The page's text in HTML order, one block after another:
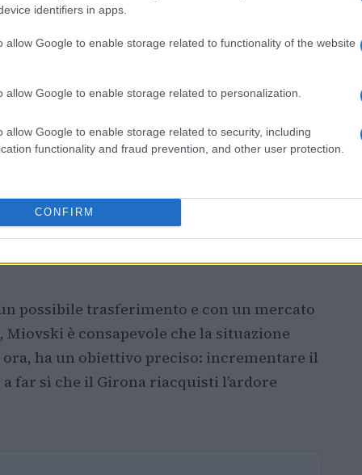
identifiers in apps.
allow Google to enable storage related to functionality of the website
allow Google to enable storage related to personalization.
allow Google to enable storage related to security, including
functionality and fraud prevention, and other user protection.
CONFIRM
possibile trasferimento e con un mercato
è consapevole che la situazione
ha un obiettivo preciso: incrementare il
far sì che il Girona riacquisti l’ardore